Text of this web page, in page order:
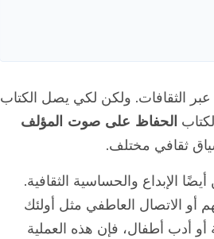
عبر الثقافات. ولكن لكي يصل الكتاب
الحفاظ على صوت المؤلف
ثقافي مختلف.
الإبداع والحساسية الثقافية.
أو الاتصال العاطفي مثل أولئك
أدب أطفال، فإن هذه العملية